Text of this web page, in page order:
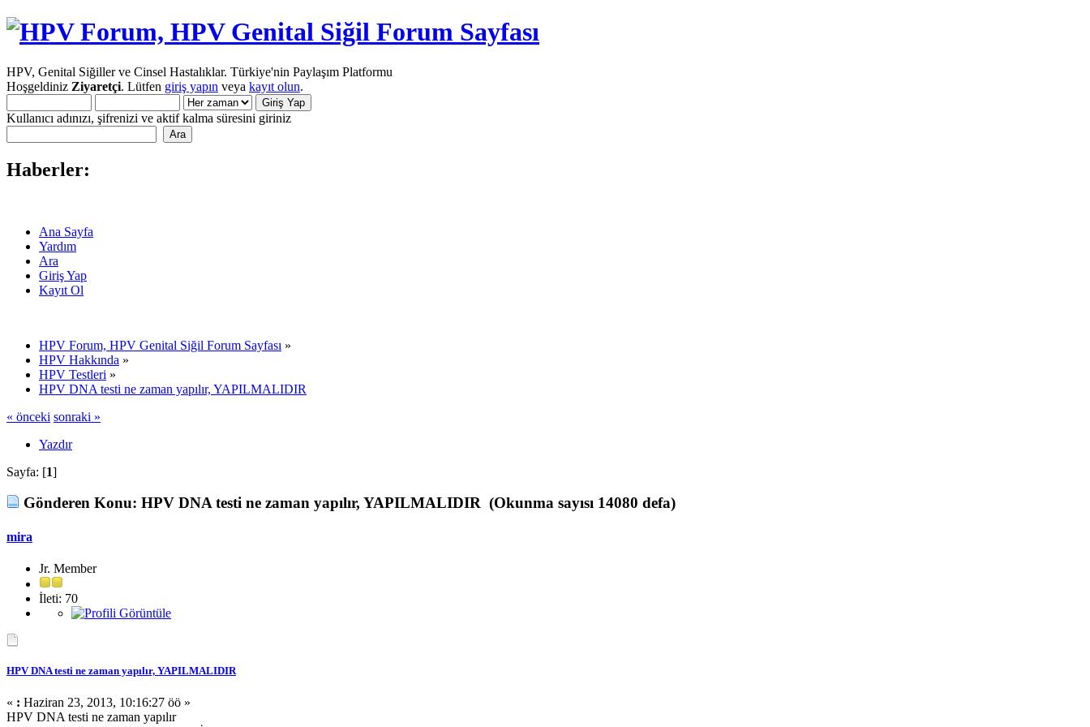
HPV, Genital Siğiller ve Cinsel Hastalıklar. Türkiye'nin Paylaşım Platformu
Hoşgeldiniz Ziyaretçi. Lütfen giriş yapın veya kayıt olun.
Kullanıcı adınızı, şifrenizi ve aktif kalma süresini giriniz
Haberler:
Ana Sayfa
Yardım
Ara
Giriş Yap
Kayıt Ol
HPV Forum, HPV Genital Siğil Forum Sayfası »
HPV Hakkında »
HPV Testleri »
HPV DNA testi ne zaman yapılır, YAPILMALIDIR
« önceki sonraki »
Yazdır
Sayfa: [1]
Gönderen Konu: HPV DNA testi ne zaman yapılır, YAPILMALIDIR (Okunma sayısı 14080 defa)
mira
Jr. Member
İleti: 70
HPV DNA testi ne zaman yapılır, YAPILMALIDIR
« : Haziran 23, 2013, 10:16:27 öö »
HPV DNA testi ne zaman yapılır